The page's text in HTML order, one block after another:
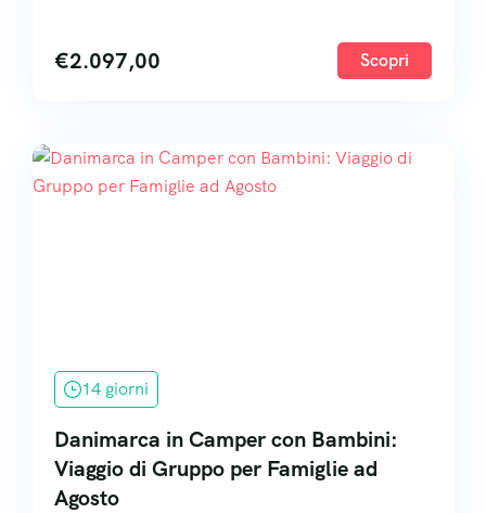
€2.097,00 Scopri
14 giorni
Danimarca in Camper con Bambini:
Viaggio di Gruppo per Famiglie ad
Agosto